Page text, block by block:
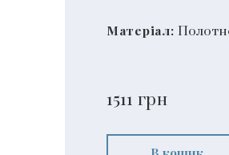
Матеріал:
1511 грн